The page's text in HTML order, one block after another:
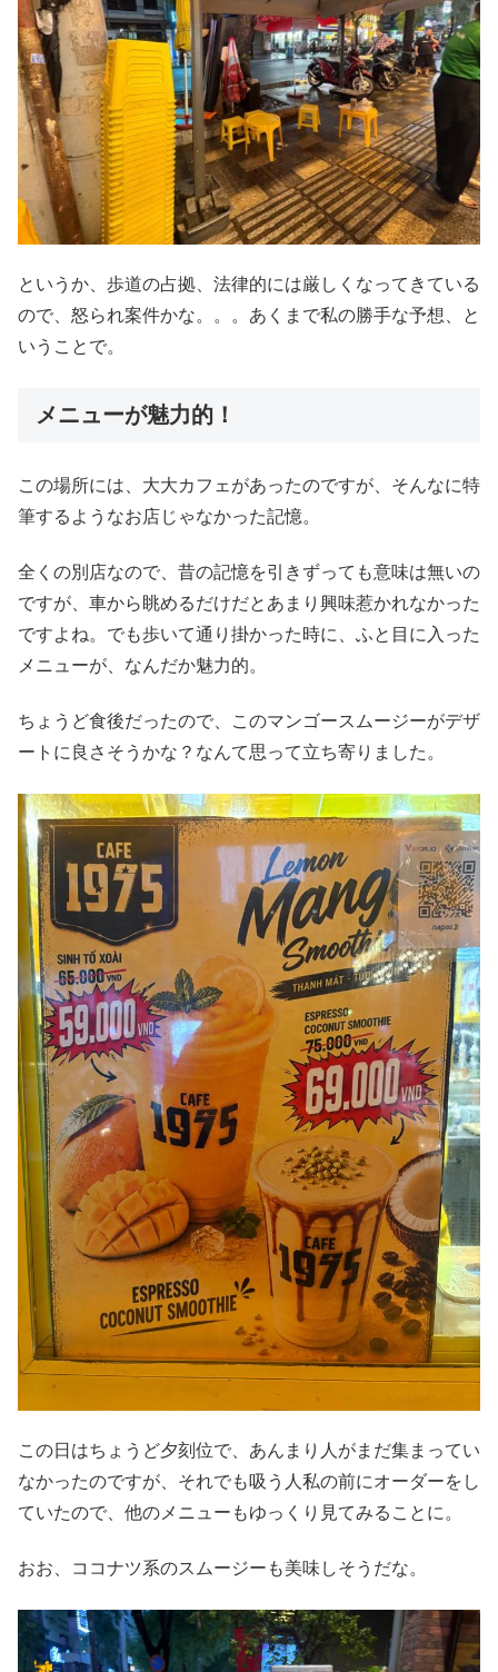
というか、歩道の占拠、法律的には厳しくなってきている
ので、怒られ案件かな。。。あくまで私の勝手な予想、と
いうことで。
メニューが魅力的！
この場所には、大大カフェがあったのですが、そんなに特
筆するようなお店じゃなかった記憶。
全くの別店なので、昔の記憶を引きずっても意味は無いの
ですが、車から眺めるだけだとあまり興味惹かれなかった
ですよね。でも歩いて通り掛かった時に、ふと目に入った
メニューが、なんだか魅力的。
ちょうど食後だったので、このマンゴースムージーがデザ
ートに良さそうかな？なんて思って立ち寄りました。
この日はちょうど夕刻位で、あんまり人がまだ集まってい
なかったのですが、それでも吸う人私の前にオーダーをし
ていたので、他のメニューもゆっくり見てみることに。
おお、ココナツ系のスムージーも美味しそうだな。